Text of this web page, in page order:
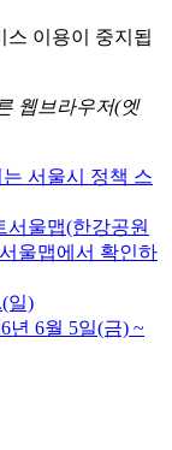
스 이용이 중지됩
웹브라우저(엣